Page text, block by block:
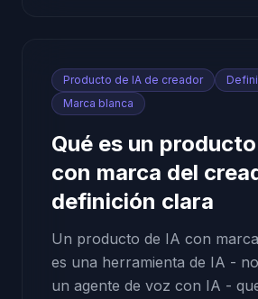
Producto de IA de creador
Marca blanca
Qué es un
con marca del
definición clara
Un producto de IA con
es una herramienta de IA -
un agente de voz con IA -